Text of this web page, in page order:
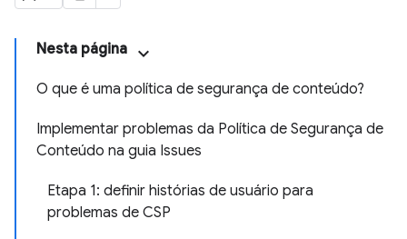
Nesta página
O que é uma política de segurança de conteúdo?
Implementar problemas da Política de Segurança de
Conteúdo na guia Issues
Etapa 1: definir histórias de usuário para
problemas de CSP